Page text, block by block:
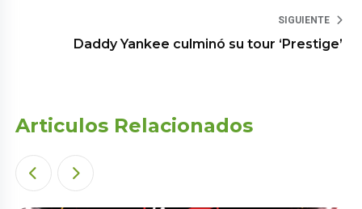
SIGUIENTE
Daddy Yankee culminó su tour ‘Prestige’
Articulos Relacionados